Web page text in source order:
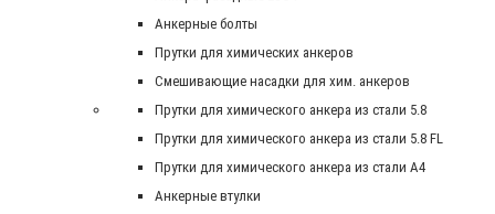
Анкерные болты
Прутки для химических анкеров
Смешивающие насадки для хим. анкеров
Прутки для химического анкера из стали 5.8
Прутки для химического анкера из стали 5.8 FL
Прутки для химического анкера из стали А4
Анкерные втулки